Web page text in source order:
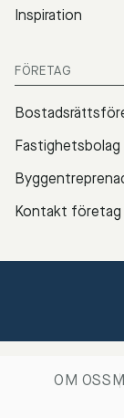
Inspiration
FÖRETAG
Fastighetsbolag
Kontakt företag
OM OSS